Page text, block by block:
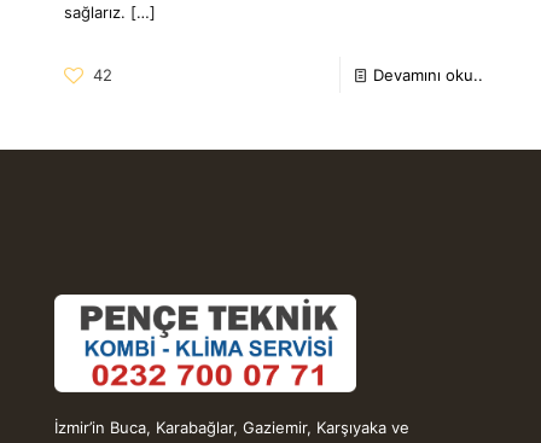
sağlarız. […]
42 Devamını oku..
İzmir’in Buca, Karabağlar, Gaziemir, Karşıyaka ve